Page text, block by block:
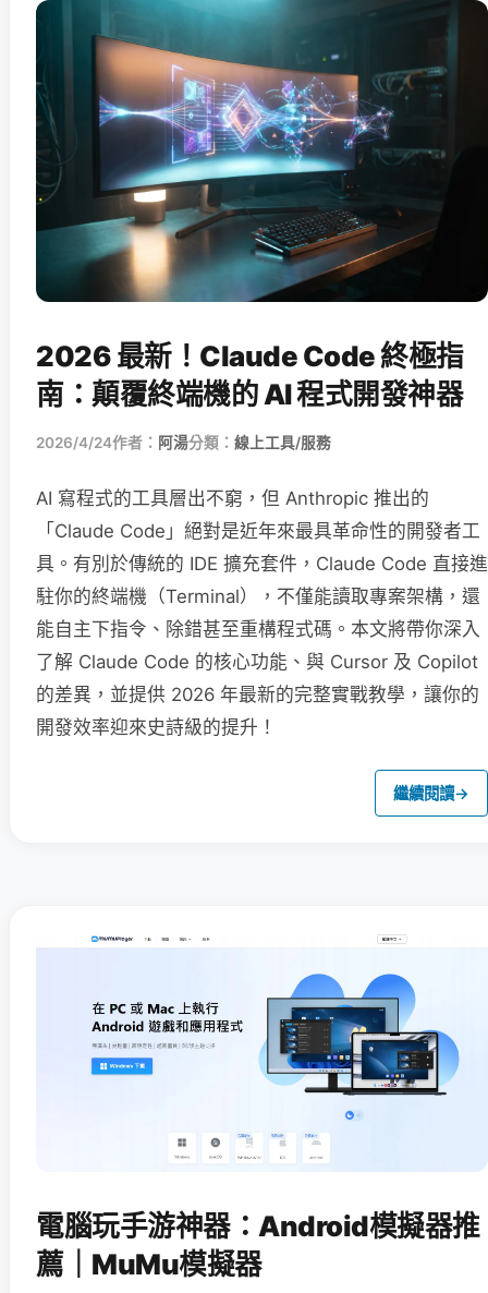
2026 最新！Claude Code 終極指
南：顛覆終端機的 AI 程式開發神器
2026/4/24作者： 阿湯分類： 線上工具/服務
AI 寫程式的工具層出不窮，但 Anthropic 推出的
「Claude Code」絕對是近年來最具革命性的開發者工
具。有別於傳統的 IDE 擴充套件，Claude Code 直接進
駐你的終端機（Terminal），不僅能讀取專案架構，還
能自主下指令、除錯甚至重構程式碼。本文將帶你深入
了解 Claude Code 的核心功能、與 Cursor 及 Copilot
的差異，並提供 2026 年最新的完整實戰教學，讓你的
開發效率迎來史詩級的提升！
繼續閱讀→
電腦玩手游神器：Android模擬器推
薦｜MuMu模擬器